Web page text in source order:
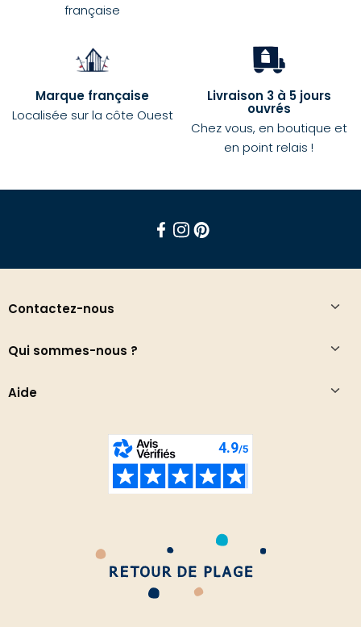
française
Marque française
Localisée sur la côte Ouest
Livraison 3 à 5 jours
ouvrés
Chez vous, en boutique et
en point relais !
Contactez-nous
Qui sommes-nous ?
Aide